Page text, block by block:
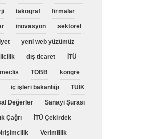
takograf firmalar
inovasyon sektörel
yeni web yüzümüz
dış ticaret İTÜ
TOBB kongre
iç işleri bakanlığı TÜİK
Değerler Sanayi Şurası
Çağrı İTÜ Çekirdek
Verimlilik